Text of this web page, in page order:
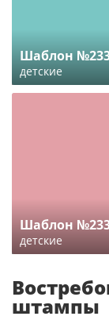
Шаблон
детские
Шаблон
детские
штампы